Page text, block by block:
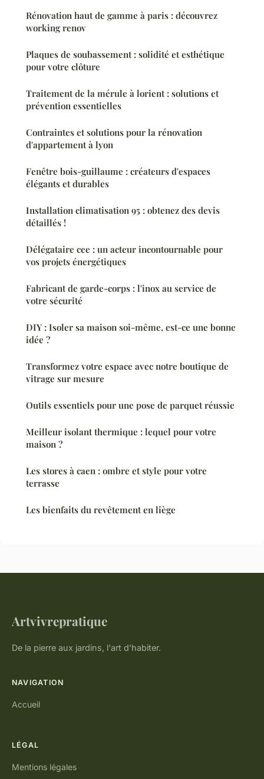
Rénovation haut de gamme à paris : découvrez
working renov
Plaques de soubassement : solidité et esthétique
pour votre clôture
Traitement de la mérule à lorient : solutions et
prévention essentielles
Contraintes et solutions pour la rénovation
d'appartement à lyon
Fenêtre bois-guillaume : créateurs d'espaces
élégants et durables
Installation climatisation 95 : obtenez des devis
détaillés !
Délégataire cee : un acteur incontournable pour
vos projets énergétiques
Fabricant de garde-corps : l'inox au service de
votre sécurité
DIY : Isoler sa maison soi-même, est-ce une bonne
idée ?
Transformez votre espace avec notre boutique de
vitrage sur mesure
Outils essentiels pour une pose de parquet réussie
Meilleur isolant thermique : lequel pour votre
maison ?
Les stores à caen : ombre et style pour votre
terrasse
Les bienfaits du revêtement en liège
Artvivrepratique
De la pierre aux jardins, l'art d'habiter.
NAVIGATION
Accueil
LÉGAL
Mentions légales